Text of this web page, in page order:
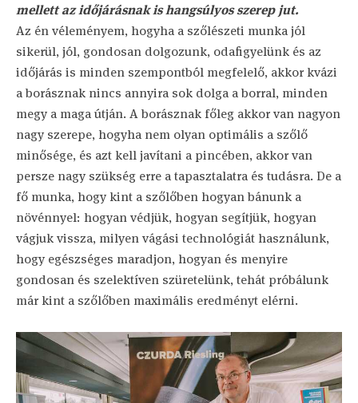
mellett az időjárásnak is hangsúlyos szerep jut.
Az én véleményem, hogyha a szőlészeti munka jól
sikerül, jól, gondosan dolgozunk, odafigyelünk és az
időjárás is minden szempontból megfelelő, akkor kvázi
a borásznak nincs annyira sok dolga a borral, minden
megy a maga útján. A borásznak főleg akkor van nagyon
nagy szerepe, hogyha nem olyan optimális a szőlő
minősége, és azt kell javítani a pincében, akkor van
persze nagy szükség erre a tapasztalatra és tudásra. De a
fő munka, hogy kint a szőlőben hogyan bánunk a
növénnyel: hogyan védjük, hogyan segítjük, hogyan
vágjuk vissza, milyen vágási technológiát használunk,
hogy egészséges maradjon, hogyan és menyire
gondosan és szelektíven szüretelünk, tehát próbálunk
már kint a szőlőben maximális eredményt elérni.